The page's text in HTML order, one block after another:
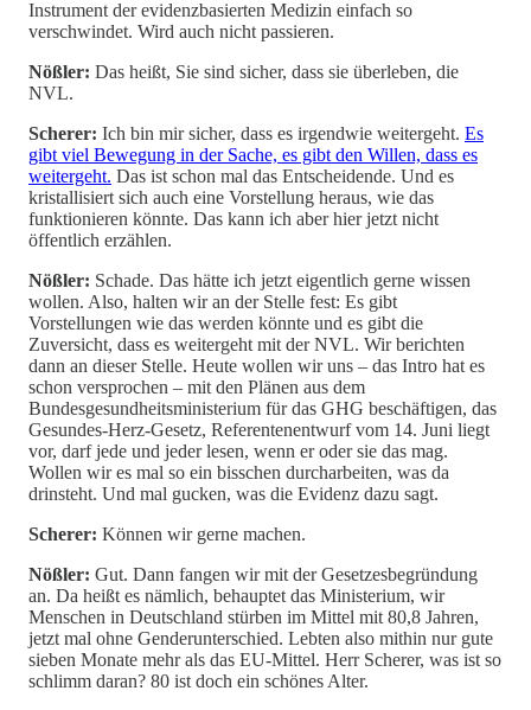
Instrument der evidenzbasierten Medizin einfach so
verschwindet. Wird auch nicht passieren.
Nößler: Das heißt, Sie sind sicher, dass sie überleben, die
NVL.
Scherer: Ich bin mir sicher, dass es irgendwie weitergeht. Es
gibt viel Bewegung in der Sache, es gibt den Willen, dass es
weitergeht. Das ist schon mal das Entscheidende. Und es
kristallisiert sich auch eine Vorstellung heraus, wie das
funktionieren könnte. Das kann ich aber hier jetzt nicht
öffentlich erzählen.
Nößler: Schade. Das hätte ich jetzt eigentlich gerne wissen
wollen. Also, halten wir an der Stelle fest: Es gibt
Vorstellungen wie das werden könnte und es gibt die
Zuversicht, dass es weitergeht mit der NVL. Wir berichten
dann an dieser Stelle. Heute wollen wir uns – das Intro hat es
schon versprochen – mit den Plänen aus dem
Bundesgesundheitsministerium für das GHG beschäftigen, das
Gesundes-Herz-Gesetz, Referentenentwurf vom 14. Juni liegt
vor, darf jede und jeder lesen, wenn er oder sie das mag.
Wollen wir es mal so ein bisschen durcharbeiten, was da
drinsteht. Und mal gucken, was die Evidenz dazu sagt.
Scherer: Können wir gerne machen.
Nößler: Gut. Dann fangen wir mit der Gesetzesbegründung
an. Da heißt es nämlich, behauptet das Ministerium, wir
Menschen in Deutschland stürben im Mittel mit 80,8 Jahren,
jetzt mal ohne Genderunterschied. Lebten also mithin nur gute
sieben Monate mehr als das EU-Mittel. Herr Scherer, was ist so
schlimm daran? 80 ist doch ein schönes Alter.